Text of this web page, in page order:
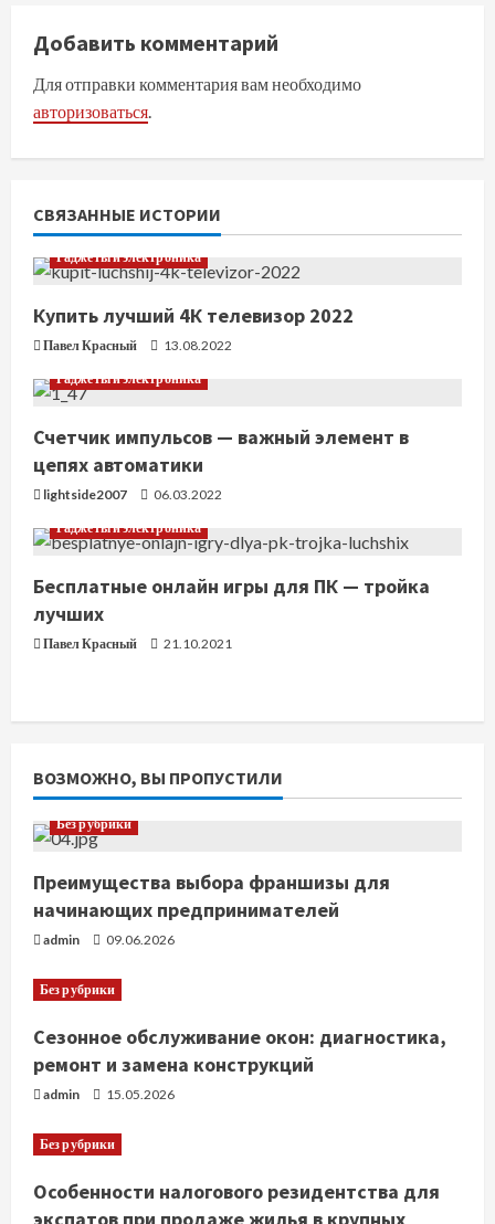
л
ж
и
т
ь
т
е
н
и
е
Добавить комментарий
Для отправки комментария вам необходимо
авторизоваться.
СВЯЗАННЫЕ ИСТОРИИ
Гаджеты и электроника
Купить лучший 4К телевизор 2022
Павел Красный
13.08.2022
Гаджеты и электроника
Счетчик импульсов — важный элемент в
цепях автоматики
lightside2007
06.03.2022
Гаджеты и электроника
Бесплатные онлайн игры для ПК — тройка
лучших
Павел Красный 21.10.2021
ВОЗМОЖНО, ВЫ ПРОПУСТИЛИ
Без рубрики
Преимущества выбора франшизы для
начинающих предпринимателей
admin 09.06.2026
Без рубрики
Сезонное обслуживание окон: диагностика,
ремонт и замена конструкций
admin 15.05.2026
Без рубрики
Особенности налогового резидентства для